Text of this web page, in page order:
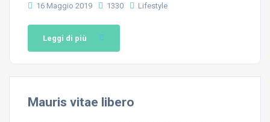
16 Maggio 2019 1330 Lifestyle
Leggi di più
Mauris vitae libero